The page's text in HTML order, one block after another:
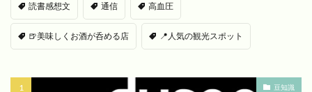
読書感想文 通信 高血圧
🍺美味しくお酒が呑める店 📍人気の観光スポット
豆知識